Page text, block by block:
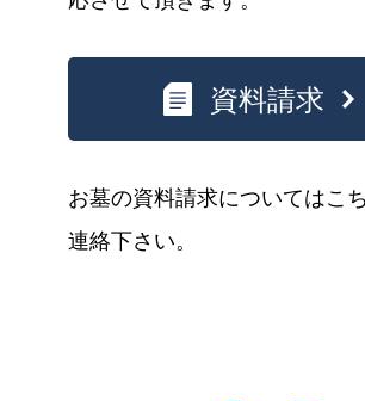
資料請求
お墓の資料請求についてはこ
連絡下さい。